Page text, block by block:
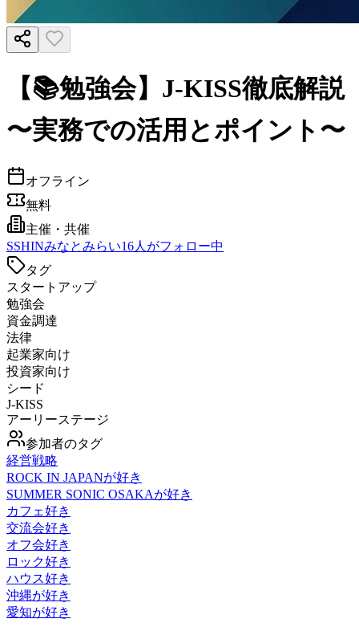
【📚勉強会】J-KISS徹底解説
〜実務での活用とポイント〜
オフライン
無料
主催・共催
SSHINみなとみらい16人がフォロー中
タグ
スタートアップ
勉強会
資金調達
法律
起業家向け
投資家向け
シード
J-KISS
アーリーステージ
参加者のタグ
経営戦略
ROCK IN JAPANが好き
SUMMER SONIC OSAKAが好き
カフェ好き
交流会好き
オフ会好き
ロック好き
ハウス好き
沖縄が好き
愛知が好き